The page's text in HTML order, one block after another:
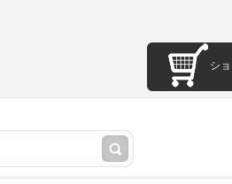
シ